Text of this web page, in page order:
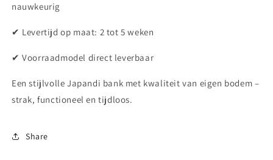
nauwkeurig
✔ Levertijd op maat: 2 tot 5 weken
✔ Voorraadmodel direct leverbaar
Een stijlvolle Japandi bank met kwaliteit van eigen bodem –
strak, functioneel en tijdloos.
Share